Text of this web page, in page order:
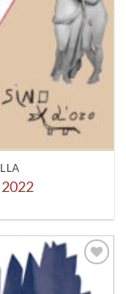
Aggiungi
alla lista